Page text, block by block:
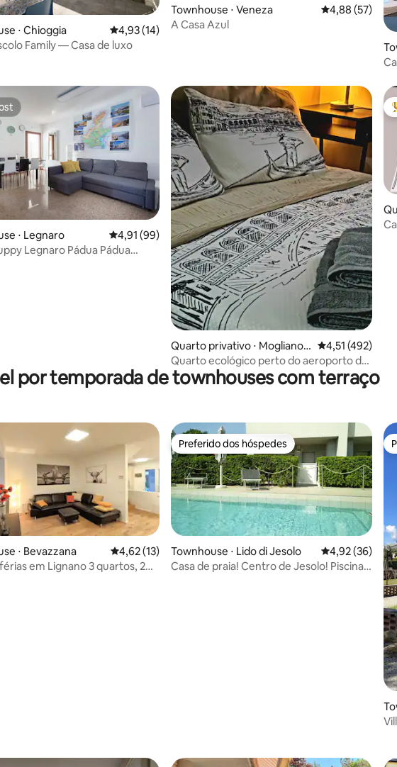
média de 5, 8 avaliações
⋅ Chioggia 4,93 de uma avaliação média de 5, 14 avaliações
4,93 (14)
Family — Casa de luxo
Townhouse ⋅ Veneza 4,88 de uma
4,88 (57)
A Casa Azul
média de 5, 8 avaliações
⋅ Legnaro 4,91 de uma avaliação média de 5, 99 avaliações
4,91 (99)
Legnaro Pádua Pádua
Quarto privativo ⋅ Mogliano V
eneto
4,51 de uma
4,51 (492)
Quarto ecológico perto do aeroporto de
Veneza - carregamento de carros
por temporada de townhouses com terraço
⋅ Bevazzana 4,62 de uma avaliação média de 5, 13 avaliações
4,62 (13)
em Lignano 3 quartos, 2
Preferido dos hóspedes
Preferido dos hóspedes
Townhouse ⋅ Lido di Jesolo 4,92 de uma
4,92 (36)
Casa de praia! Centro de Jesolo! Piscina,